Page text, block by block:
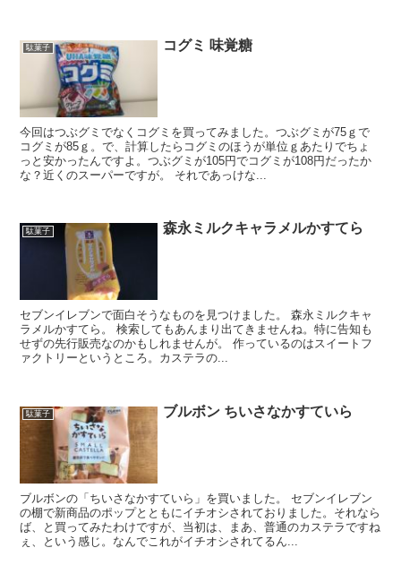
駄菓子 コグミ 味覚糖
今回はつぶグミでなくコグミを買ってみました。つぶグミが75ｇで
コグミが85ｇ。で、計算したらコグミのほうが単位ｇあたりでちょ
っと安かったんですよ。つぶグミが105円でコグミが108円だったか
な？近くのスーパーですが。 それであっけな...
駄菓子 森永ミルクキャラメルかすてら
セブンイレブンで面白そうなものを見つけました。 森永ミルクキャ
ラメルかすてら。 検索してもあんまり出てきませんね。特に告知も
せずの先行販売なのかもしれませんが。 作っているのはスイートフ
ァクトリーというところ。カステラの...
駄菓子 ブルボン ちいさなかすていら
ブルボンの「ちいさなかすていら」を買いました。 セブンイレブン
の棚で新商品のポップとともにイチオシされておりました。それなら
ば、と買ってみたわけですが、当初は、まあ、普通のカステラですね
ぇ、という感じ。なんでこれがイチオシされてるん...